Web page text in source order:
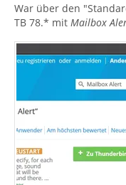
War über den
TB 78.* mit Mailbox